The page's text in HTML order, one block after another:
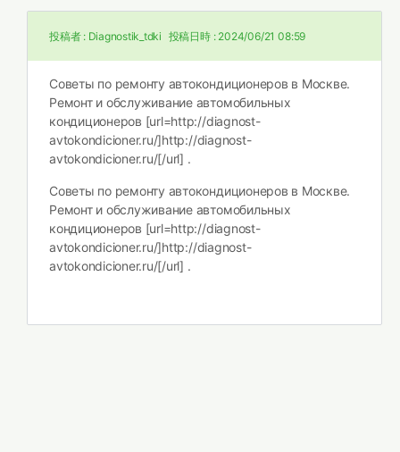
投稿者 : Diagnostik_tdki 投稿日時 : 2024/06/21 08:59
Советы по ремонту автокондиционеров в Москве.
Ремонт и обслуживание автомобильных
кондиционеров [url=http://diagnost-
avtokondicioner.ru/]http://diagnost-
avtokondicioner.ru/[/url] .
Советы по ремонту автокондиционеров в Москве.
Ремонт и обслуживание автомобильных
кондиционеров [url=http://diagnost-
avtokondicioner.ru/]http://diagnost-
avtokondicioner.ru/[/url] .